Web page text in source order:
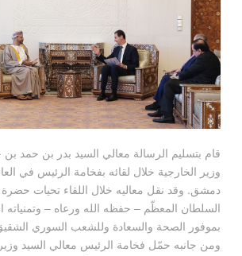
قام بتسليم الرسالة معالي السيد بدر بن حمد
وزير الخارجية خلال لقائه بفخامة الرئيس في
دمشق. وقد نقل معاليه خلال اللقاء تحيات
السلطان المعظّم – حفظه الله ورعاه – وتمنياته
بموفور الصحة والسعادة وللشعب السوري الشقيق
ومن جانبه حمّل فخامة الرئيس معالي السيد